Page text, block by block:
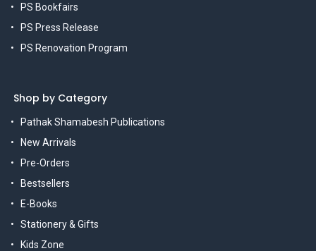
PS Bookfairs
PS Press Release
PS Renovation Program
Shop by Category
Pathak Shamabesh Publications
New Arrivals
Pre-Orders
Bestsellers
E-Books
Stationery & Gifts
Kids Zone